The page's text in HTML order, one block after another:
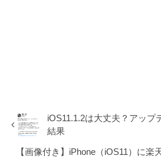
iOS11.1.2は大丈夫？アップ
結果
【画像付き】iPhone（iOS11）に楽